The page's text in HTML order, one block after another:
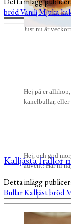
Hej och god
Just nu är
Hej på er
kanelbullar,
brödVaniljMjuka
Hej, och god
advent! Har ni
Kalljästa frallor
Detta inlägg
BullarKalljäst bröd